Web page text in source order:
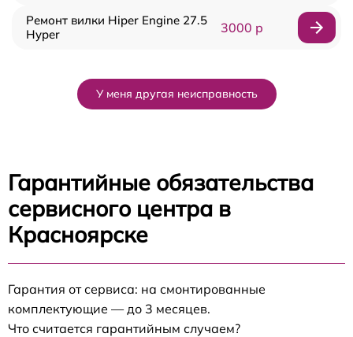
Ремонт вилки Hiper Engine 27.5
Нyper
3000 р
У меня другая неисправность
Гарантийные обязательства
сервисного центра в
Красноярске
Гарантия от сервиса: на смонтированные
комплектующие — до 3 месяцев.
Что считается гарантийным случаем?